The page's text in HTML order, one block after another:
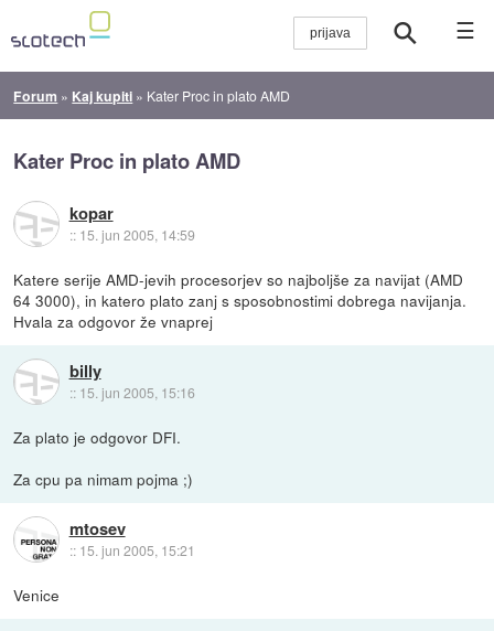
☰
Forum » Kaj kupiti » Kater Proc in plato AMD
Kater Proc in plato AMD
kopar
:: 15. jun 2005, 14:59
Katere serije AMD-jevih procesorjev so najboljše za navijat (AMD
64 3000), in katero plato zanj s sposobnostimi dobrega navijanja.
Hvala za odgovor že vnaprej
billy
:: 15. jun 2005, 15:16
Za plato je odgovor DFI.
Za cpu pa nimam pojma ;)
mtosev
:: 15. jun 2005, 15:21
Venice